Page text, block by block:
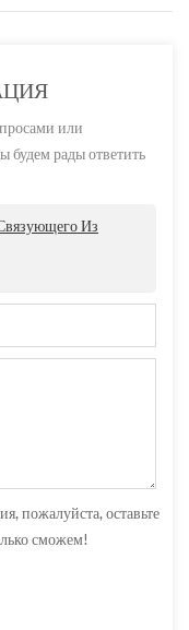
или
будем рады ответить
Из
пожалуйста, оставьте
сможем!